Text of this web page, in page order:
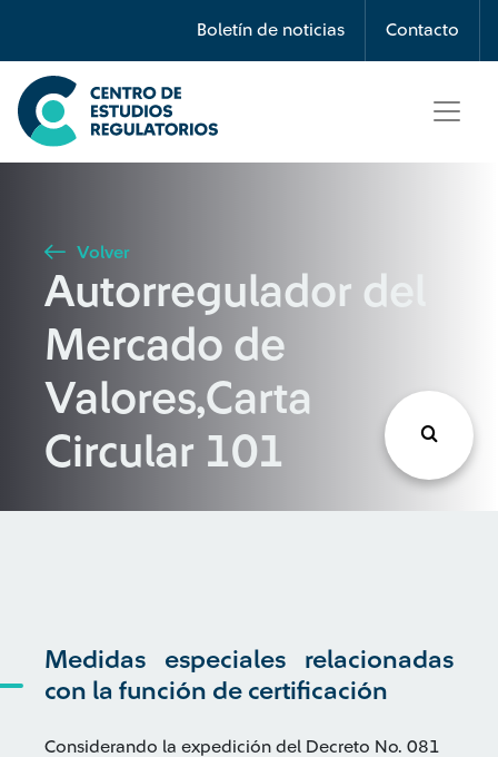
Boletín de noticias Contacto
Búsqueda
Seleccione país
Buscar
Volver
Autorregulador del
Mercado de
Valores,Carta
Circular 101
Medidas especiales relacionadas
con la función de certificación
Considerando la expedición del Decreto No. 081